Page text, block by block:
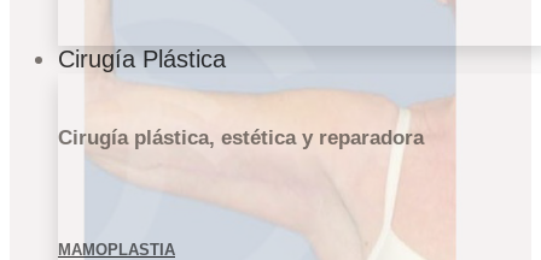
Cirugía Plástica
Cirugía plástica, estética y reparadora
MAMOPLASTIA